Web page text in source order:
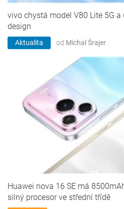
vivo chystá model V80 Lite 5G
design
Aktualita od Michal Šrajer
Huawei nova 16 SE má
silný procesor ve střední třídě